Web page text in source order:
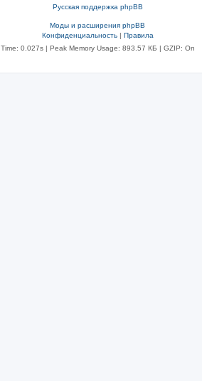
Русская поддержка phpBB
Моды и расширения phpBB
Конфиденциальность| Правила
Time: 0.027s| Peak Memory Usage: 893.57 КБ | GZIP: On